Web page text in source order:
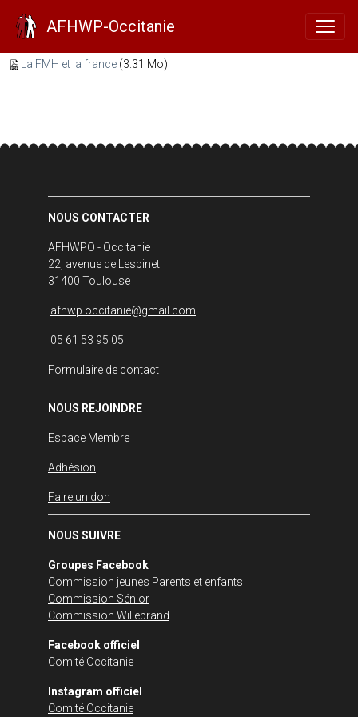
AFHWP-Occitanie
La FMH et la France
La FMH et la france (3.31 Mo)
NOUS CONTACTER
AFHWPO - Occitanie
22, avenue de Lespinet
31400 Toulouse
afhwp.occitanie@gmail.com
05 61 53 95 05
Formulaire de contact
NOUS REJOINDRE
Espace Membre
Adhésion
Faire un don
NOUS SUIVRE
Groupes Facebook
Commission jeunes Parents et enfants
Commission Sénior
Commission Willebrand
Facebook officiel
Comité Occitanie
Instagram officiel
Comité Occitanie